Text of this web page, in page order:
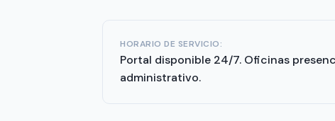
HORARIO DE SERVICIO:
Portal disponible 24/7. Oficinas
administrativo.